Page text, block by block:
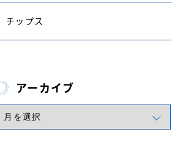
チップス
アーカイブ